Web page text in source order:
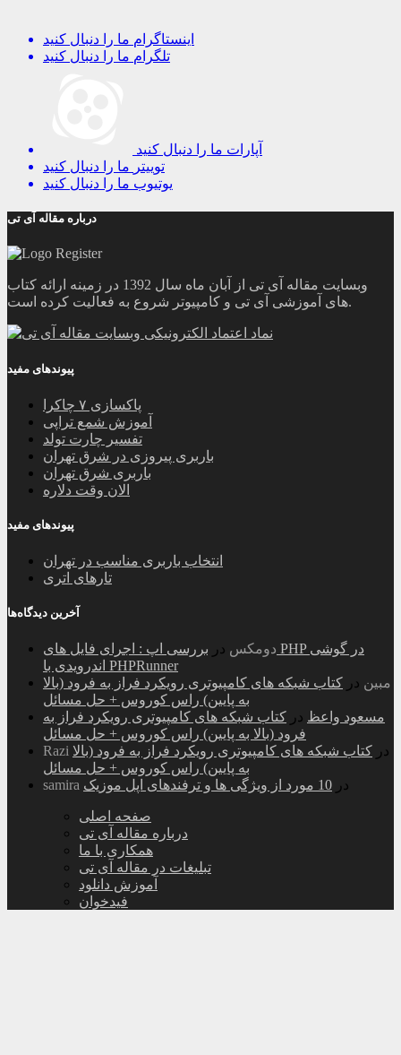
اینستاگرام ما را دنبال کنید
تلگرام ما را دنبال کنید
آپارات ما را دنبال کنید
توییتر ما را دنبال کنید
یوتیوب ما را دنبال کنید
درباره مقاله آی تی
وبسایت مقاله آی تی از آبان ماه سال 1392 در زمینه ارائه کتاب
های آموزشی آی تی و کامپیوتر شروع به فعالیت کرده است.
پیوندهای مفید
پاکسازی ۷ چاکرا
آموزش شمع تراپی
تفسیر چارت تولد
باربری پیروزی در شرق تهران
باربری شرق تهران
الان وقت دلاره
پیوندهای مفید
انتخاب باربری مناسب در تهران
تارهای اتری
آخرین دیدگاه‌ها
دومکس در بررسی اپ : اجرای فایل های PHP در گوشی
اندرویدی با PHPRunner
مبین در کتاب شبکه های کامپیوتری رویکرد فراز به فرود (بالا
به پایین) راس کوروس + حل مسائل
مسعود واعظ در کتاب شبکه های کامپیوتری رویکرد فراز به
فرود (بالا به پایین) راس کوروس + حل مسائل
Razi
در کتاب شبکه های کامپیوتری رویکرد فراز به فرود (بالا
به پایین) راس کوروس + حل مسائل
samira
در 10 مورد از ویژگی ها و ترفندهای اپل موزیک
صفحه اصلی
درباره مقاله آی تی
همکاری با ما
تبلیغات در مقاله آی تی
آموزش دانلود
فیدخوان